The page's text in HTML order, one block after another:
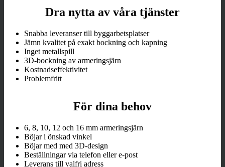
Dra nytta av våra tjänster
Snabba leveranser till byggarbetsplatser
Jämn kvalitet på exakt bockning och kapning
Inget metallspill
3D-bockning av armeringsjärn
Kostnadseffektivitet
Problemfritt
För dina behov
6, 8, 10, 12 och 16 mm armeringsjärn
Böjar i önskad vinkel
Böjar med med 3D-design
Beställningar via telefon eller e-post
Leverans till valfri adress